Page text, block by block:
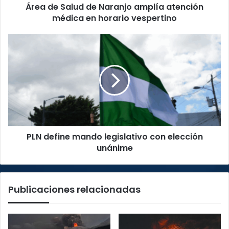
horarioÁrea de Salud de Naranjo amplía atención
médica en horario vespertino
elección
unánime
PLN define mando legislativo con elección
unánime
Publicaciones relacionadas